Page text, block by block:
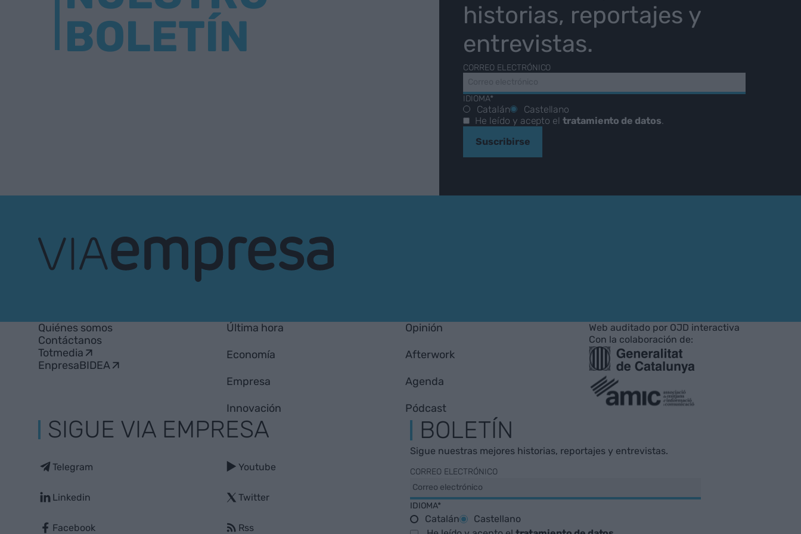
BOLETÍN
historias, reportajes y
entrevistas.
CORREO ELECTRÓNICO
IDIOMA*
Catalán
Castellano
He leído y acepto eltratamiento de datos.
Suscribirse
Quiénes somos
Contáctanos
Totmedia
EnpresaBIDEA
Última hora
Economía
Empresa
Innovación
Opinión
Afterwork
Agenda
Pódcast
Web auditado por OJD interactiva
Con la colaboración de:
SIGUE VIA EMPRESA
Telegram
Linkedin
Facebook
Youtube
Twitter
Rss
BOLETÍN
Sigue nuestras mejores historias, reportajes y entrevistas.
CORREO ELECTRÓNICO
IDIOMA*
Catalán
Castellano